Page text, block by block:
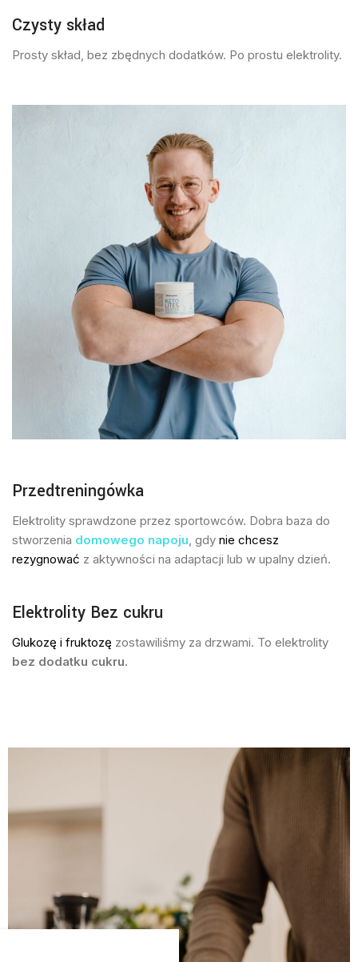
Czysty skład
Prosty skład, bez zbędnych dodatków. Po prostu elektrolity.
Przedtreningówka
Elektrolity sprawdzone przez sportowców. Dobra baza do
stworzenia domowego napoju, gdy nie chcesz
rezygnować z aktywności na adaptacji lub w upalny dzień.
Elektrolity Bez cukru
Glukozę i fruktozę zostawiliśmy za drzwami. To elektrolity
bez dodatku cukru.